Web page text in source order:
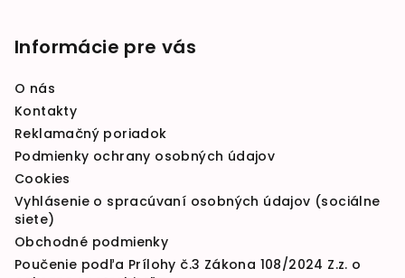
Informácie pre vás
O nás
Kontakty
Reklamačný poriadok
Podmienky ochrany osobných údajov
Cookies
Vyhlásenie o spracúvaní osobných údajov (sociálne
siete)
Obchodné podmienky
Poučenie podľa Prílohy č.3 Zákona 108/2024 Z.z. o